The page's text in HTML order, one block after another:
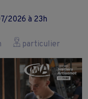
2026 à 23h
particulier